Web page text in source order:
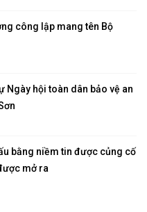
công lập mang tên Bộ
Ngày hội toàn dân bảo vệ an
bằng niềm tin được củng cố
mở ra